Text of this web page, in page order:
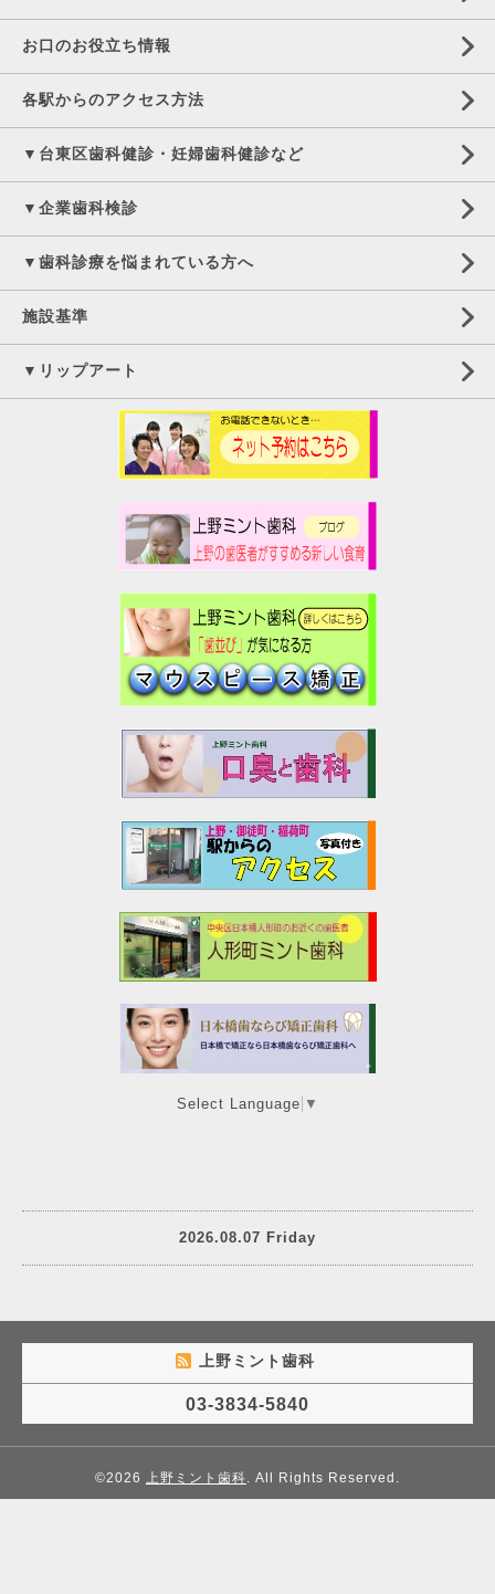
お口のお役立ち情報
各駅からのアクセス方法
▼台東区歯科健診・妊婦歯科健診など
▼企業歯科検診
▼歯科診療を悩まれている方へ
施設基準
▼リップアート
Select Language ▼
2026.08.07 Friday
上野ミント歯科
03-3834-5840
©2026 上野ミント歯科. All Rights Reserved.